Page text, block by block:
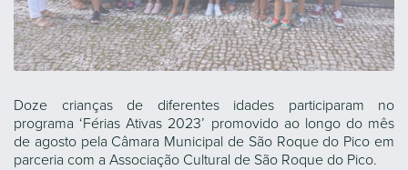
Doze crianças de diferentes idades participaram no
programa ‘Férias Ativas 2023’ promovido ao longo do mês
de agosto pela Câmara Municipal de São Roque do Pico em
parceria com a Associação Cultural de São Roque do Pico.